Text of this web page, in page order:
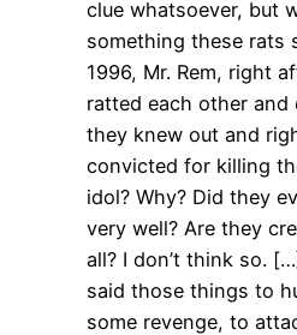
clue whatsoever, but
something these rats
1996, Mr. Rem, right
ratted each other and
they knew out and
convicted for killing
idol? Why? Did they
very well? Are they
all? I don’t think so.
said those things to
some revenge, to